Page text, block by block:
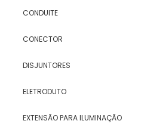
CONDUITE
CONECTOR
DISJUNTORES
ELETRODUTO
EXTENSÃO PARA ILUMINAÇÃO